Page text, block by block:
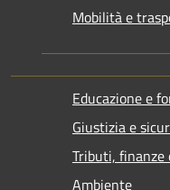
Mobilità e
Educazione e
Giustizia e
Tributi, finanze
Ambiente